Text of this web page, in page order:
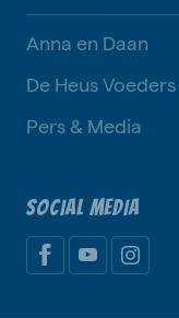
Anna en Daan
De Heus Voeders
Pers & Media
SOCIAL MEDIA